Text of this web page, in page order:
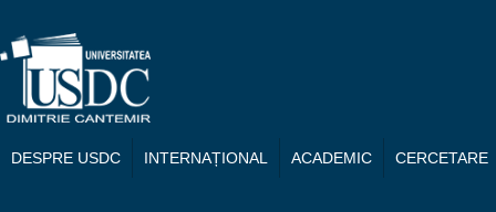
DESPRE USDC INTERNAȚIONAL ACADEMIC CERCETARE